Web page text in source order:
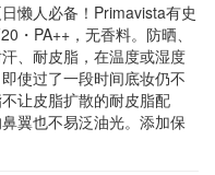
懒人必备！Primavista有史
・PA++，无香料。防晒、
、耐皮脂，在温度或湿度
使过了一段时间底妆仍不
让皮脂扩散的耐皮脂配
翼也不易泛油光。添加保